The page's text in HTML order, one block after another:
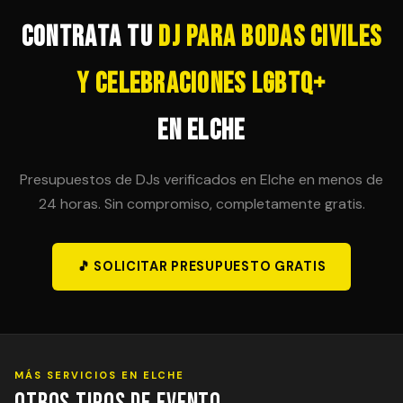
de última hora.
Contrata tu DJ para Bodas Civiles
y Celebraciones LGBTQ+
en Elche
Presupuestos de DJs verificados en Elche en menos de
24 horas. Sin compromiso, completamente gratis.
🎵 SOLICITAR PRESUPUESTO GRATIS
MÁS SERVICIOS EN ELCHE